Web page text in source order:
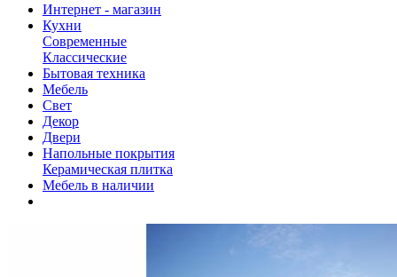
Интернет - магазин
Кухни
Современные
Классические
Бытовая техника
Мебель
Свет
Декор
Двери
Напольные покрытия
Керамическая плитка
Мебель в наличии